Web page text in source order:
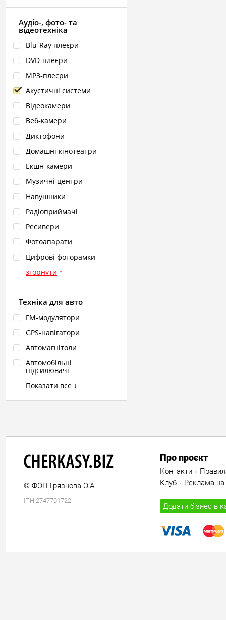
Аудіо-, фото- та
відеотехніка
Blu‑Ray плеєри
DVD‑плеєри
MP3‑плеєри
Акустичні системи
Відеокамери
Веб‑камери
Диктофони
Домашні кінотеатри
Екшн‑камери
Музичні центри
Навушники
Радіоприймачі
Ресивери
Фотоапарати
Цифрові фоторамки
згорнути ↑
Техніка для авто
FM‑модулятори
GPS‑навігатори
Автомагнітоли
Автомобільні
підсилювачі
Показати все ↓
© ФОП Грязнова О.А.
ІПН 2747701722
Про проєкт
Контакти
Клуб
Реклама на
Додати бізнес в